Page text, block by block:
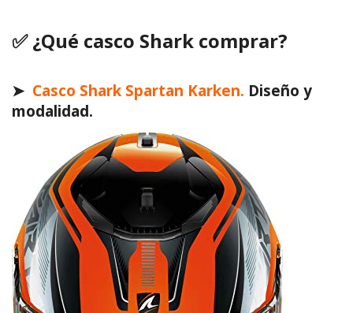
✅¿Qué casco Shark comprar?
➤ Casco Shark Spartan Karken. Diseño y
modalidad.